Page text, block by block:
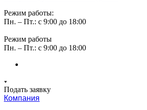
Режим работы:
Пн. – Пт.: с 9:00 до 18:00
Режим работы
Пн. – Пт.: с 9:00 до 18:00
Подать заявку
Компания